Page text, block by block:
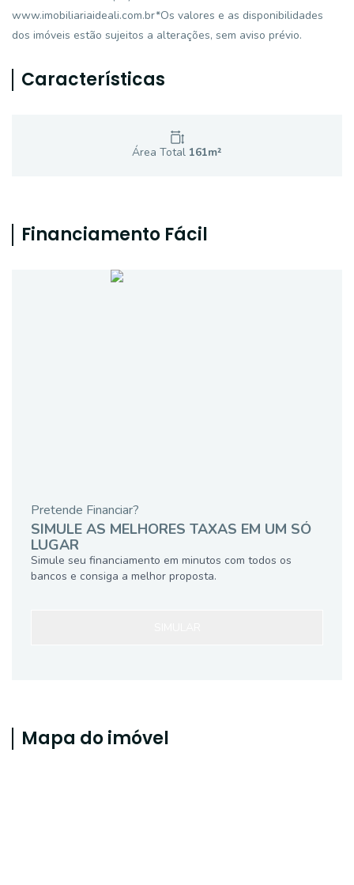
www.imobiliariaideali.com.br*Os valores e as disponibilidades
dos imóveis estão sujeitos a alterações, sem aviso prévio.
Características
Área Total 161m²
Financiamento Fácil
Pretende Financiar?
SIMULE AS MELHORES TAXAS EM UM SÓ
LUGAR
Simule seu financiamento em minutos com todos os
bancos e consiga a melhor proposta.
Mapa do imóvel